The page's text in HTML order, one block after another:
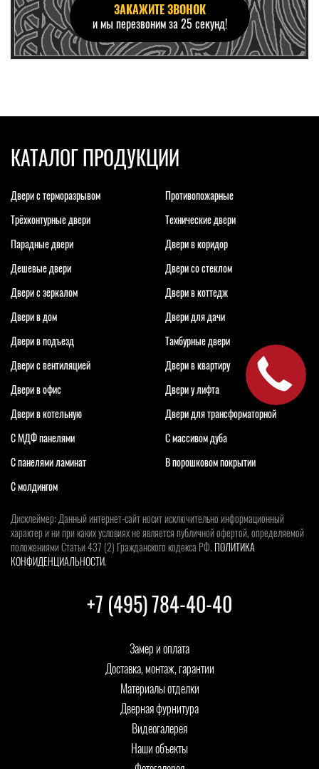
ЗАКАЖИТЕ ЗВОНОК
и мы перезвоним за 25 секунд!
+7 (495) 784-40-40
Замер и оплата
Доставка, монтаж, гарантии
Материалы отделки
Дверная фурнитура
Видеогалерея
Наши объекты
КАТАЛОГ ПРОДУКЦИИ
Двери с терморазрывом
Противопожарные
Трёхконтурные двери
Технические двери
Парадные двери
Двери в коридор
Дешевые двери
Двери со стеклом
Двери с зеркалом
Двери в коттедж
Двери в дом
Двери для дачи
Двери в подъезд
Тамбурные двери
Двери с вентиляцией
Двери в квартиру
Двери в офис
Двери у лифта
Двери в котельную
Двери для трансформаторной
С МДФ панелями
С массивом дуба
С панелями ламинат
В порошковом покрытии
С молдингом
Дисклеймер: Данный интернет-сайт носит исключительно информационный
характер и ни при каких условиях не является публичной офертой, определяемой
положениями Статьи 437 (2) Гражданского кодекса РФ. ПОЛИТИКА
КОНФИДЕНЦИАЛЬНОСТИ.